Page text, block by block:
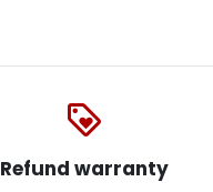
loyalty
Refund warranty